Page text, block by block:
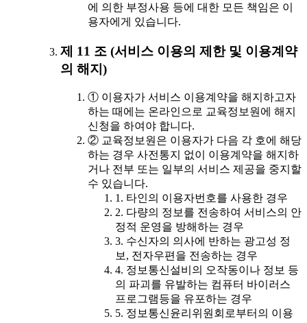
에 의한 부정사용 등에 대한 모든 책임은 이
용자에게 있습니다.
제 11 조 (서비스 이용의 제한 및 이용계약
의 해지)
① 이용자가 서비스 이용계약을 해지하고자
하는 때에는 온라인으로 교육정보원에 해지
신청을 하여야 합니다.
② 교육정보원은 이용자가 다음 각 호에 해당
하는 경우 사전통지 없이 이용계약을 해지하
거나 전부 또는 일부의 서비스 제공을 중지할
수 있습니다.
1. 타인의 이용자번호를 사용한 경우
2. 다량의 정보를 전송하여 서비스의 안
정적 운영을 방해하는 경우
3. 수신자의 의사에 반하는 광고성 정
보, 전자우편을 전송하는 경우
4. 정보통신설비의 오작동이나 정보 등
의 파괴를 유발하는 컴퓨터 바이러스
프로그램등을 유포하는 경우
5. 정보통신윤리위원회로부터의 이용